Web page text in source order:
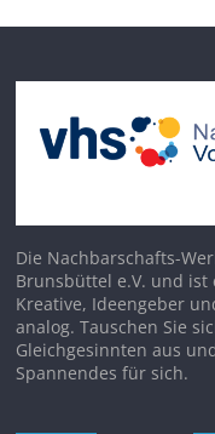
Die Nachbarschafts-
Brunsbüttel e.V. und
Kreative, Ideengeber
analog. Tauschen Sie
Gleichgesinnten aus
Spannendes für sich.